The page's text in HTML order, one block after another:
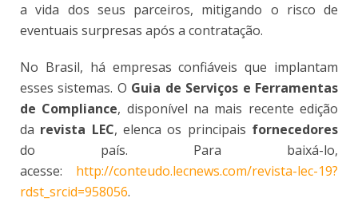
a vida dos seus parceiros, mitigando o risco de
eventuais surpresas após a contratação.
No Brasil, há empresas confiáveis que implantam
esses sistemas. O Guia de Serviços e Ferramentas
de Compliance, disponível na mais recente edição
da revista LEC, elenca os principais fornecedores
do país. Para baixá-lo,
acesse: http://conteudo.lecnews.com/revista-lec-19?
rdst_srcid=958056.